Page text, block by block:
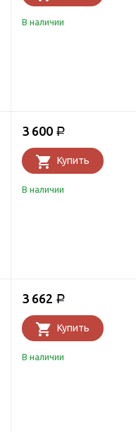
В наличии
3 600 Р
Купить
В наличии
3 662 Р
Купить
В наличии